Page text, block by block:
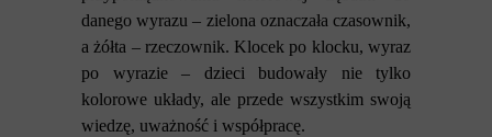
danego wyrazu – zielona oznaczała czasownik,
a żółta – rzeczownik. Klocek po klocku, wyraz
po wyrazie – dzieci budowały nie tylko
kolorowe układy, ale przede wszystkim swoją
wiedzę, uważność i współpracę.